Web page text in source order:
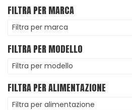
FILTRA PER MARCA
Filtra per marca
FILTRA PER MODELLO
Filtra per modello
FILTRA PER ALIMENTAZIONE
Filtra per alimentazione